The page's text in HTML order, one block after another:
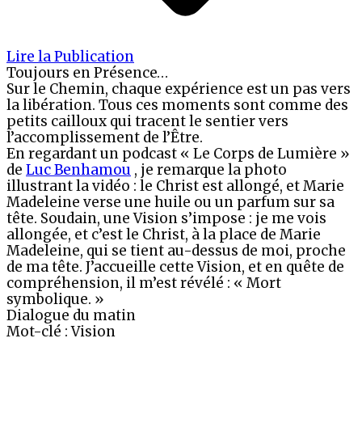
Lire la Publication
Toujours en Présence…
Sur le Chemin, chaque expérience est un pas vers
la libération. Tous ces moments sont comme des
petits cailloux qui tracent le sentier vers
l’accomplissement de l’Être.
En regardant un podcast « Le Corps de Lumière »
de Luc Benhamou , je remarque la photo
illustrant la vidéo : le Christ est allongé, et Marie
Madeleine verse une huile ou un parfum sur sa
tête. Soudain, une Vision s’impose : je me vois
allongée, et c’est le Christ, à la place de Marie
Madeleine, qui se tient au-dessus de moi, proche
de ma tête. J’accueille cette Vision, et en quête de
compréhension, il m’est révélé : « Mort
symbolique. »
Dialogue du matin
Mot-clé : Vision